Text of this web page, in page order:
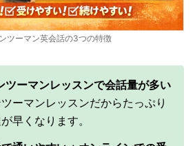
ツーマン英会話の3つの特徴
ーマンレッスンで会話量が多い
ーマンレッスンだからたっぷり
早くなります。